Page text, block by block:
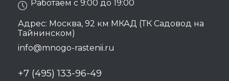
Работаем с 9:00 до 19:00
Адрес: Москва, 92 км МКАД (ТК Садовод на
Тайнинском)
info@mnogo-rastenii.ru
+7 (495) 133-96-49